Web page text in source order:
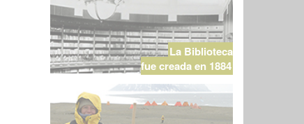
La Biblioteca
fue creada en 1884